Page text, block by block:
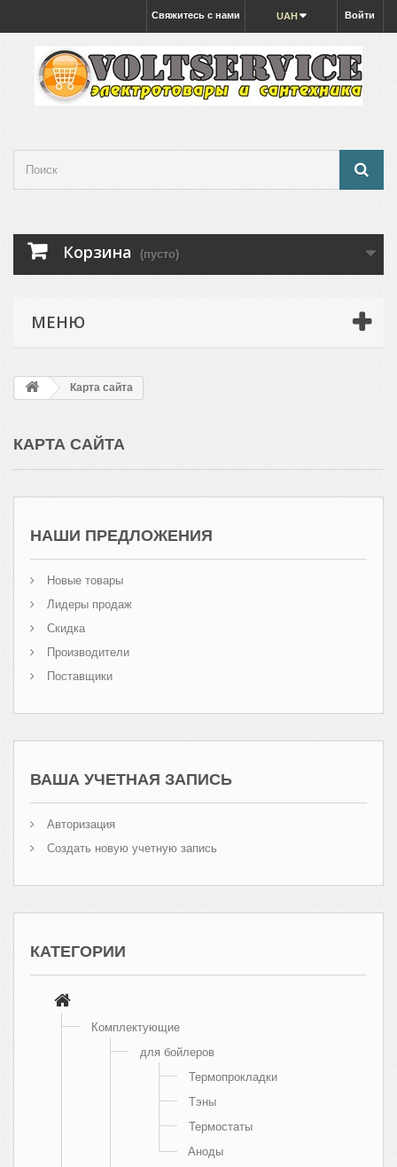
Войти
UAH
Свяжитесь с нами
Корзина (пусто)
МЕНЮ
Карта сайта
КАРТА САЙТА
НАШИ ПРЕДЛОЖЕНИЯ
Новые товары
Лидеры продаж
Скидка
Производители
Поставщики
ВАША УЧЕТНАЯ ЗАПИСЬ
Авторизация
Создать новую учетную запись
КАТЕГОРИИ
Комплектующие
для бойлеров
Термопрокладки
Тэны
Термостаты
Аноды